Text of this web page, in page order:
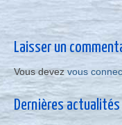
Laisser un
Vous devez vous
Dernières actualités